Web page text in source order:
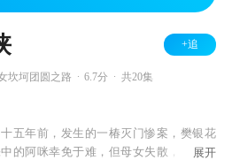
+追
坎坷团圆之路 6.7分 共20集
五年前，发生的一椿灭门惨案，樊银花
的阿咪幸免于难，但母女失散，沦落妓
展开